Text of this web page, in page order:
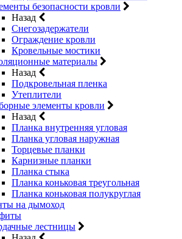
безопасности кровли
Назад
Снегозадержатели
Ограждение кровли
Кровельные мостики
материалы
Назад
Подкровельная пленка
Утеплители
элементы кровли
Назад
Планка внутренняя угловая
Планка угловая наружная
Торцевые планки
Карнизные планки
Планка стыка
Планка коньковая треугольная
Планка коньковая полукруглая
на дымоход
лестницы